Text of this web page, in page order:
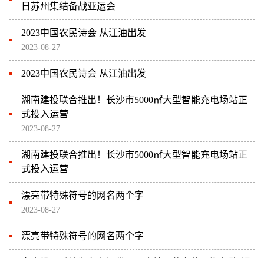
日苏州集结备战亚运会
2023中国农民诗会 从江油出发
2023-08-27
2023中国农民诗会 从江油出发
湖南建投联合推出！长沙市5000㎡大型智能充电场站正
式投入运营
2023-08-27
湖南建投联合推出！长沙市5000㎡大型智能充电场站正
式投入运营
漂亮带特殊符号的网名两个字
2023-08-27
漂亮带特殊符号的网名两个字